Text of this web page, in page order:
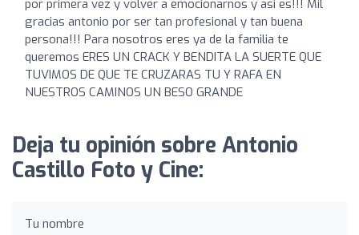
por primera vez y volver a emocionarnos y asi es!!! Mil
gracias antonio por ser tan profesional y tan buena
persona!!! Para nosotros eres ya de la familia te
queremos ERES UN CRACK Y BENDITA LA SUERTE QUE
TUVIMOS DE QUE TE CRUZARAS TU Y RAFA EN
NUESTROS CAMINOS UN BESO GRANDE
Deja tu opinión sobre Antonio
Castillo Foto y Cine:
Tu nombre